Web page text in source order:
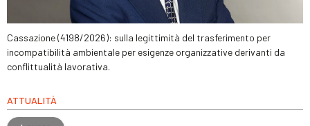
Cassazione (4198/2026): sulla legittimità del trasferimento per
incompatibilità ambientale per esigenze organizzative derivanti da
conflittualità lavorativa.
ATTUALITÀ